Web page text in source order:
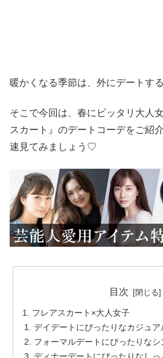
暖かくなる季節は、外にデートす
そこで今回は、春にピッタリ大人
スカート』のデートコーデをご紹
速見てみましょう♡
目次
フレアスカート×大人女子
デイデートにぴったりなカジュ
フォーマルデートにぴったりな
ディナーデートにぴったりなし